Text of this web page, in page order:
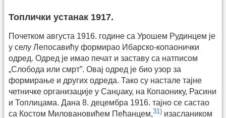
Топлички устанак 1917.
Почетком августа 1916. године са Урошем Рудинцем је
у селу Лепосавићу формирао Ибарско-копаонички
одред. Одред је имао печат и заставу са натписом
„Слобода или смрт”. Овај одред је био узор за
формирање и других одреда. Тако су настале тајне
четничке организације у Санџаку, на Копаонику, Расини
и Топлицама. Дана 8. децембра 1916. тајно се састао
са Костом Миловановићем Пећанцем,31) изаслаником